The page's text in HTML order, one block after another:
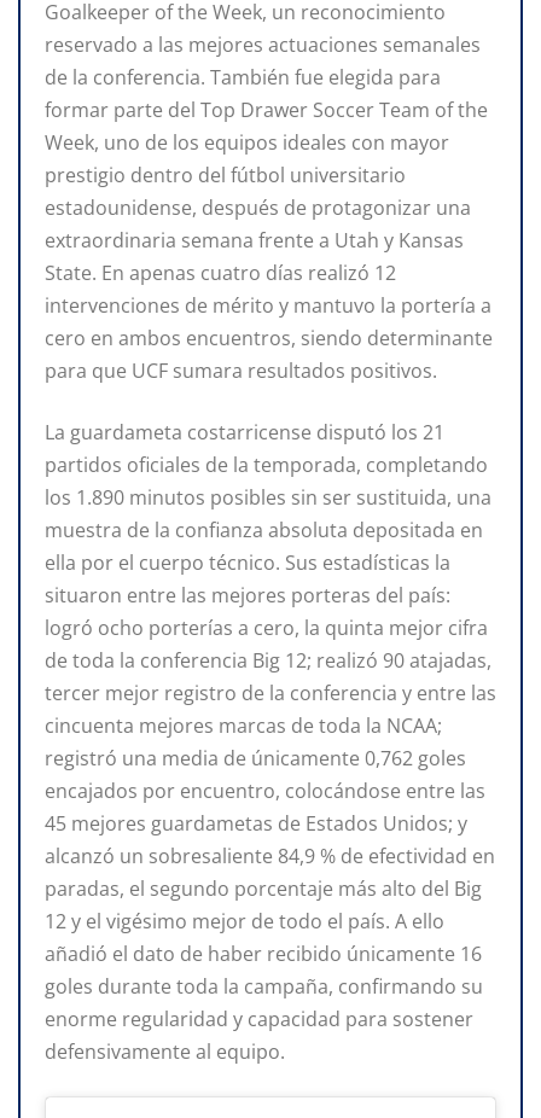
Goalkeeper of the Week, un reconocimiento
reservado a las mejores actuaciones semanales
de la conferencia. También fue elegida para
formar parte del Top Drawer Soccer Team of the
Week, uno de los equipos ideales con mayor
prestigio dentro del fútbol universitario
estadounidense, después de protagonizar una
extraordinaria semana frente a Utah y Kansas
State. En apenas cuatro días realizó 12
intervenciones de mérito y mantuvo la portería a
cero en ambos encuentros, siendo determinante
para que UCF sumara resultados positivos.
La guardameta costarricense disputó los 21
partidos oficiales de la temporada, completando
los 1.890 minutos posibles sin ser sustituida, una
muestra de la confianza absoluta depositada en
ella por el cuerpo técnico. Sus estadísticas la
situaron entre las mejores porteras del país:
logró ocho porterías a cero, la quinta mejor cifra
de toda la conferencia Big 12; realizó 90 atajadas,
tercer mejor registro de la conferencia y entre las
cincuenta mejores marcas de toda la NCAA;
registró una media de únicamente 0,762 goles
encajados por encuentro, colocándose entre las
45 mejores guardametas de Estados Unidos; y
alcanzó un sobresaliente 84,9 % de efectividad en
paradas, el segundo porcentaje más alto del Big
12 y el vigésimo mejor de todo el país. A ello
añadió el dato de haber recibido únicamente 16
goles durante toda la campaña, confirmando su
enorme regularidad y capacidad para sostener
defensivamente al equipo.